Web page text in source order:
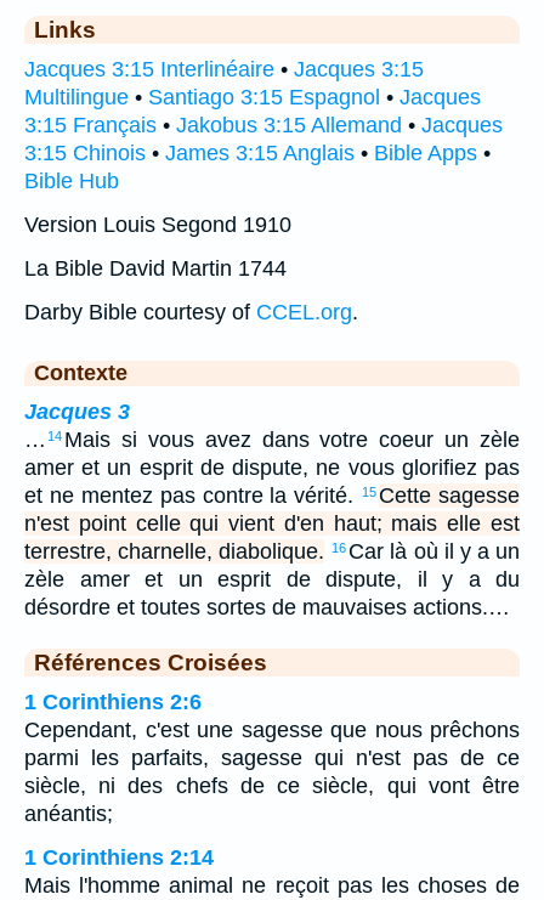
Links
Jacques 3:15 Interlinéaire • Jacques 3:15
Multilingue • Santiago 3:15 Espagnol • Jacques
3:15 Français • Jakobus 3:15 Allemand • Jacques
3:15 Chinois • James 3:15 Anglais • Bible Apps •
Bible Hub
Version Louis Segond 1910
La Bible David Martin 1744
Darby Bible courtesy of CCEL.org.
Contexte
Jacques 3
… 14 Mais si vous avez dans votre coeur un zèle
amer et un esprit de dispute, ne vous glorifiez pas
et ne mentez pas contre la vérité.
15 Cette sagesse
n'est point celle qui vient d'en haut; mais elle est
terrestre, charnelle, diabolique.
16 Car là où il y a un
zèle amer et un esprit de dispute, il y a du
désordre et toutes sortes de mauvaises actions.…
Références Croisées
1 Corinthiens 2:6
Cependant, c'est une sagesse que nous prêchons
parmi les parfaits, sagesse qui n'est pas de ce
siècle, ni des chefs de ce siècle, qui vont être
anéantis;
1 Corinthiens 2:14
Mais l'homme animal ne reçoit pas les choses de